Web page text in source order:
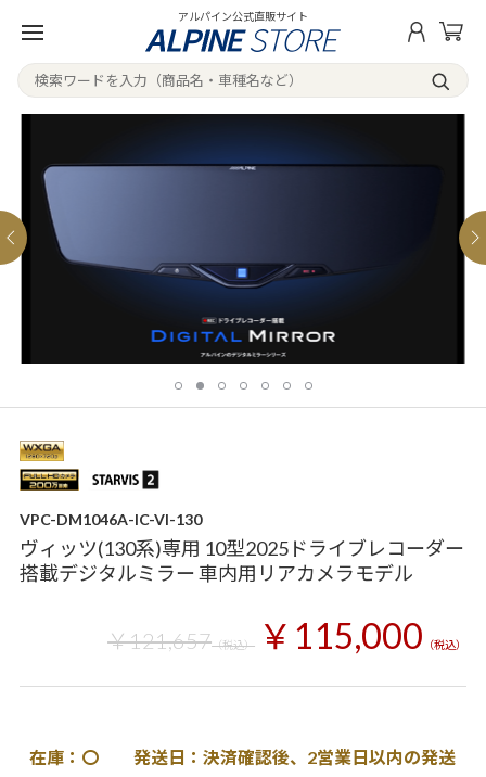
アルパイン公式直販サイト
VPC-DM1046A-IC-VI-130
ヴィッツ(130系)専用 10型2025ドライブレコーダー
搭載デジタルミラー 車内用リアカメラモデル
￥121,657（税込） ￥115,000 （税込）
在庫：〇 発送日：決済確認後、2営業日以内の発送